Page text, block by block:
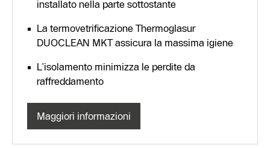
installato nella parte sottostante
La termovetrificazione Thermoglasur
DUOCLEAN MKT assicura la massima igiene
L’isolamento minimizza le perdite da
raffreddamento
Maggiori informazioni